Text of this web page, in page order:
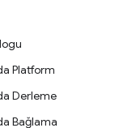
Platform
Derleme
Bağlama